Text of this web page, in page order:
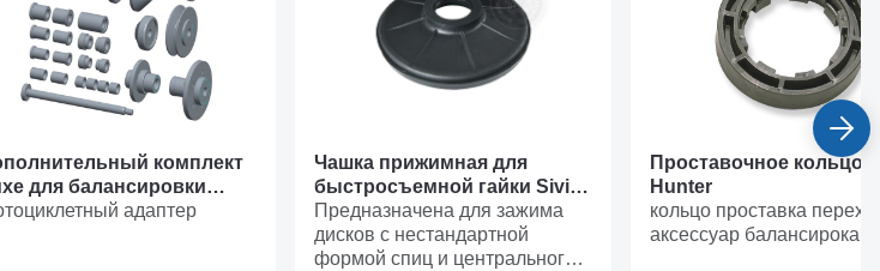
комплект
для балансировки
колес
адаптер
Чашка прижимная для
быстросъемной гайки Sivik
SAR-015
Предназначена для зажима
дисков с нестандартной
формой спиц и центрального
Проставочное кольцо
Hunter
кольцо проставка
аксессуар балансирока